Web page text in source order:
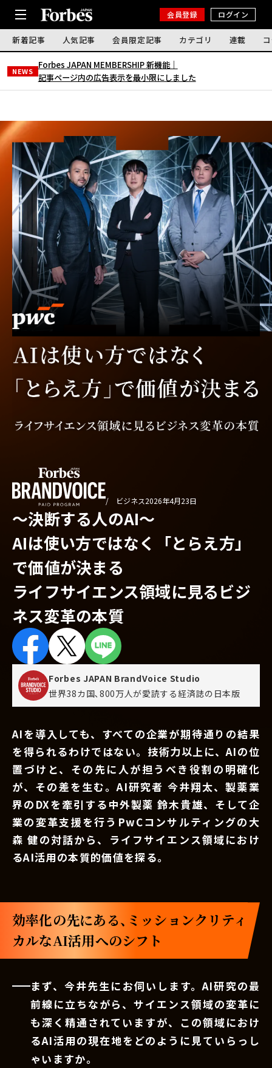
会員登録 ログイン
新着記事 人気記事 会員限定記事 カテゴリ 連載
NEWS
Forbes JAPAN MEMBERSHIP 新機能｜
記事ページ内の広告表示を最小限にしました
/ ビジネス2026年4月23日
〜決断する人のAI〜
AIは使い方ではなく「とらえ方」
で価値が決まる
ライフサイエンス領域に見るビジ
ネス変革の本質
Forbes JAPAN BrandVoice Studio
世界38カ国､800万人が愛読する 経済誌の日本版
AIを導入しても、すべての企業が期待通りの結果
を得られるわけではない。技術力以上に、AIの位
置づけと、その先に人が担うべき役割の明確化
が、その差を生む。AI研究者 今井翔太、製薬業
界のDXを牽引する中外製薬 鈴木貴雄、そして企
業の変革支援を行うPwCコンサルティングの大
森 健の対話から、ライフサイエンス領域におけ
るAI活用の本質的価値を探る。
効率化の先にある、ミッションクリティ
カルなAI活用へのシフト
まず、今井先生にお伺いします。AI研究の最
前線に立ちながら、サイエンス領域の変革に
も深く精通されていますが、この領域におけ
るAI活用の現在地をどのように見ていらっし
ゃいますか。